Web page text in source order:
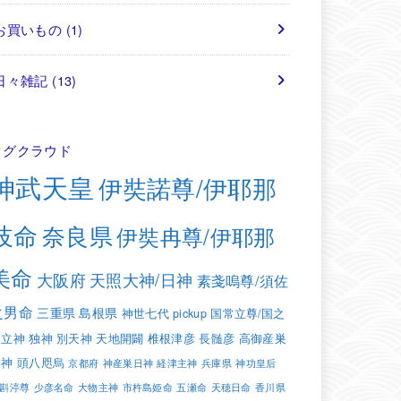
買いもの (1)
々雑記 (13)
クラウド
武天皇 伊奘諾尊/伊耶那
命奈良県伊奘冉尊/伊耶那
命 大阪府天照大神/日神 素戔嗚尊/須佐
命 三重県 島根県 神世七代 pickup 国常立尊/国之
神 独神 別天神 天地開闢 椎根津彦 長髄彦 高御産巣
頭八咫烏 京都府 神産巣日神 経津主神 兵庫県 神功皇后
渟尊 少彦名命 大物主神 市杵島姫命 五瀬命 天穂日命 香川県